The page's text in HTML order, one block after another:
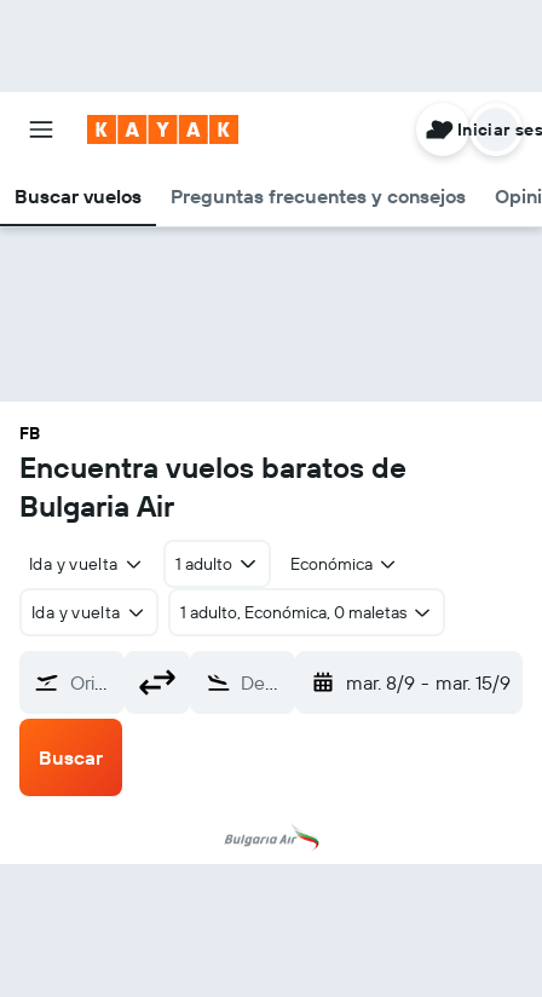
Buscar vuelos Preguntas frecuentes y consejos
Iniciar
FB
Encuentra vuelos baratos de
Bulgaria Air
Ida y vuelta 1 adulto Económica
Ida y vuelta 1 adulto, Económica, 0 maletas
Origen Destino mar. 8/9 - mar. 15/9
Buscar